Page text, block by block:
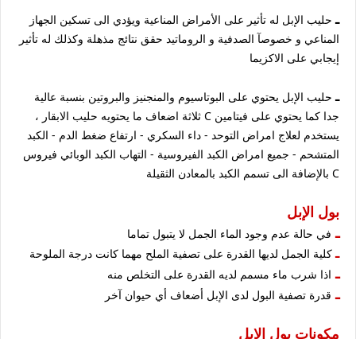
ـحليب الإبل له تأثير على الأمراض المناعية ويؤدي الى تسكين الجهاز
المناعي و خصوصآ الصدفية و الروماتيد حقق نتائج مذهلة وكذلك له تأثير
إيجابي على الاكزيما
ـ حليب الإبل يحتوي على البوتاسيوم والمنجنيز والبروتين بنسبة عالية
جدا كما يحتوي على فيتامين C ثلاثة اضعاف ما يحتويه حليب الابقار ،
يستخدم لعلاج امراض التوحد - داء السكري - ارتفاع ضغط الدم - الكبد
المتشحم - جميع امراض الكبد الفيروسية - التهاب الكبد الوبائي فيروس
C بالإضافة الى تسمم الكبد بالمعادن الثقيلة
بول الإبل
ـ في حالة عدم وجود الماء الجمل لا يتبول تماما
ـ كلية الجمل لديها القدرة على تصفية الملح مهما كانت درجة الملوحة
ـ اذا شرب ماء مسمم لديه القدرة على التخلص منه
ـ قدرة تصفية البول لدى الإبل أضعاف أي حيوان آخر
مكونات بول الإبل